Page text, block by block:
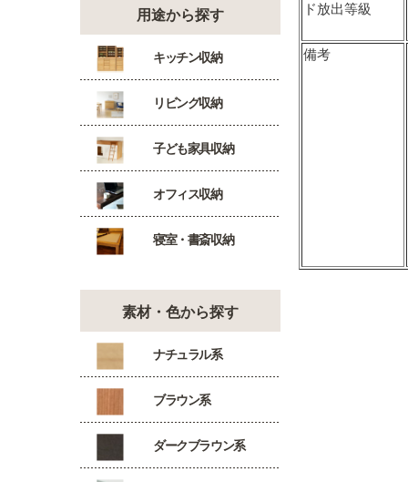
用途から探す
キッチン収納
リビング収納
子ども家具収納
オフィス収納
寝室・書斎収納
素材・色から探す
ナチュラル系
ブラウン系
ダークブラウン系
ド放出等級
備考